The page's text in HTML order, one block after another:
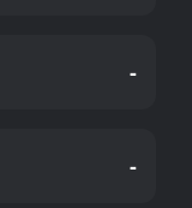
-
-